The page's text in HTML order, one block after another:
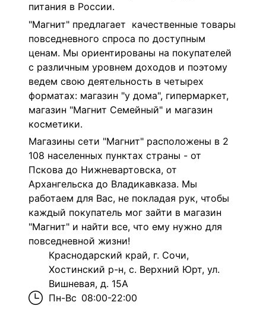
питания в России.
"Магнит" предлагает качественные товары
повседневного спроса по доступным
ценам. Мы ориентированы на покупателей
с различным уровнем доходов и поэтому
ведем свою деятельность в четырех
форматах: магазин "у дома", гипермаркет,
магазин "Магнит Семейный" и магазин
косметики.
Магазины сети "Магнит" расположены в 2
108 населенных пунктах страны - от
Пскова до Нижневартовска, от
Архангельска до Владикавказа. Мы
работаем для Вас, не покладая рук, чтобы
каждый покупатель мог зайти в магазин
"Магнит" и найти все, что ему нужно для
повседневной жизни!
Краснодарский край, г. Сочи,
Хостинский р-н, с. Верхний Юрт, ул.
Вишневая, д. 15А
Пн-Вс 08:00-22:00